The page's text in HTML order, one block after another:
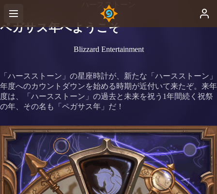
ハースストーン
ペガサス年へようこそ
Blizzard Entertainment
「ハースストーン」の星座時計が、新たな「ハースストーン」
年度へのカウントダウンを始める時期が近付いて来たぞ。来年
度は、「ハースストーン」の過去と未来を祝う1年間続く祝祭
の年、その名も「ペガサス年」だ！